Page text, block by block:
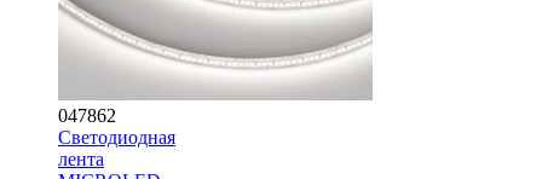
047862
Светодиодная
лента